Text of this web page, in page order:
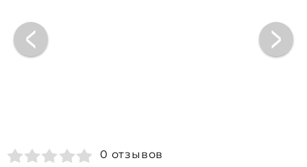
0 отзывов